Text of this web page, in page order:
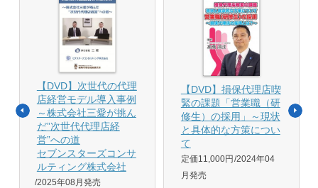
【DVD】次世代の代理
店経営モデル導入事例
～株式会社三愛が挑ん
だ”次世代代理店経
営”への道
セブンスターズコンサ
ルティング株式会社
2025年08月発売
【DVD】損保代理店喫
緊の課題「営業職（研
修生）の採用」～現状
と具体的な方策につい
て
定価11,000円 2024年04
月発売